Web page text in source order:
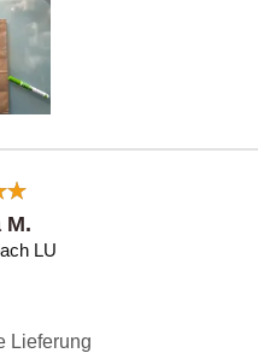
M.
LU
Lieferung